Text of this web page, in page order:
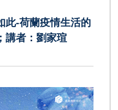
此-荷蘭疫情生活的
講者：劉家瑄